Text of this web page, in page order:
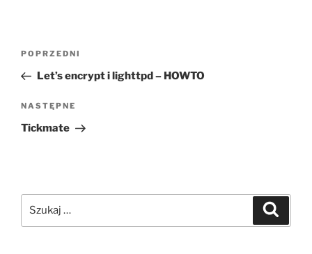
Nawigacja
Poprzedni
wpis
POPRZEDNI
Let’s encrypt i lighttpd – HOWTO
Następny
wpis
NASTĘPNE
Tickmate